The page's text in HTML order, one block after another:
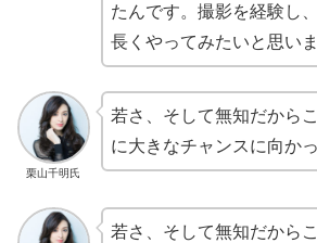
たんです。撮影を経験し
長くやってみたいと思いま
栗山千明氏
若さ、そして無知だから
に大きなチャンスに向か
若さ、そして無知だから